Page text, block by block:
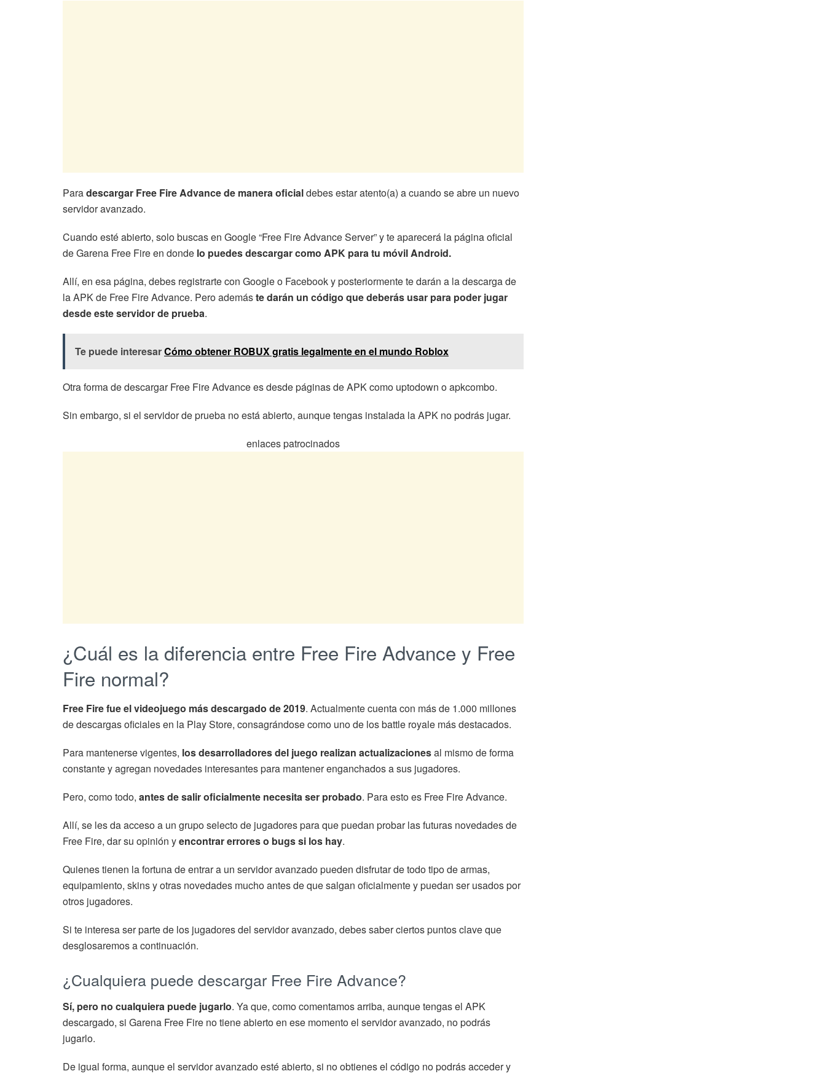
Paradescargar Free Fire Advance de manera oficialdebes estar atento(a) a cuando se abre un nuevo
servidor avanzado.
Cuando esté abierto, solo buscas en Google “Free Fire Advance Server” y te aparecerá la página oficial
de Garena Free Fire en donde lo puedes descargar como APK para tu móvil Android.
Allí, en esa página, debes registrarte con Google o Facebook y posteriormente te darán a la descarga de
la APK de Free Fire Advance. Pero ademáste darán un código que deberás usar para poder jugar
desde este servidor de prueba.
Te puede interesarCómo obtener ROBUX gratis legalmente en el mundo Roblox
Otra forma de descargar Free Fire Advance es desde páginas de APK como uptodown o apkcombo.
Sin embargo, si el servidor de prueba no está abierto, aunque tengas instalada la APK no podrás jugar.
enlaces patrocinados
¿Cuál es la diferencia entre Free Fire Advance y Free
Fire normal?
Free Fire fue el videojuego más descargado de 2019. Actualmente cuenta con más de 1.000 millones
de descargas oficiales en la Play Store, consagrándose como uno de los battle royale más destacados.
Para mantenerse vigentes, los desarrolladores del juego realizan actualizacionesal mismo de forma
constante y agregan novedades interesantes para mantener enganchados a sus jugadores.
Pero, como todo, antes de salir oficialmente necesita ser probado. Para esto es Free Fire Advance.
Allí, se les da acceso a un grupo selecto de jugadores para que puedan probar las futuras novedades de
Free Fire, dar su opinión yencontrar errores o bugs si los hay.
Quienes tienen la fortuna de entrar a un servidor avanzado pueden disfrutar de todo tipo de armas,
equipamiento, skins y otras novedades mucho antes de que salgan oficialmente y puedan ser usados por
otros jugadores.
Si te interesa ser parte de los jugadores del servidor avanzado, debes saber ciertos puntos clave que
desglosaremos a continuación.
¿Cualquiera puede descargar Free Fire Advance?
Sí, pero no cualquiera puede jugarlo. Ya que, como comentamos arriba, aunque tengas el APK
descargado, si Garena Free Fire no tiene abierto en ese momento el servidor avanzado, no podrás
jugarlo.
De igual forma, aunque el servidor avanzado esté abierto, si no obtienes el código no podrás acceder y